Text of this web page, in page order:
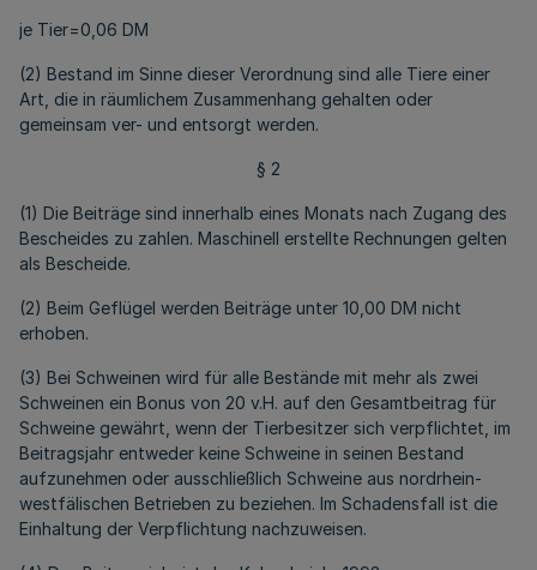
je Tier=0,06 DM
(2) Bestand im Sinne dieser Verordnung sind alle Tiere einer
Art, die in räumlichem Zusammenhang gehalten oder
gemeinsam ver- und entsorgt werden.
§ 2
(1) Die Beiträge sind innerhalb eines Monats nach Zugang des
Bescheides zu zahlen. Maschinell erstellte Rechnungen gelten
als Bescheide.
(2) Beim Geflügel werden Beiträge unter 10,00 DM nicht
erhoben.
(3) Bei Schweinen wird für alle Bestände mit mehr als zwei
Schweinen ein Bonus von 20 v.H. auf den Gesamtbeitrag für
Schweine gewährt, wenn der Tierbesitzer sich verpflichtet, im
Beitragsjahr entweder keine Schweine in seinen Bestand
aufzunehmen oder ausschließlich Schweine aus nordrhein-
westfälischen Betrieben zu beziehen. Im Schadensfall ist die
Einhaltung der Verpflichtung nachzuweisen.